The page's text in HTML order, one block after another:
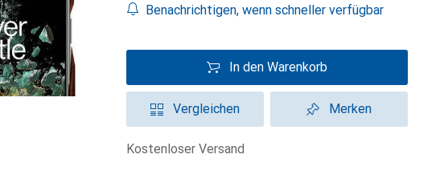
Benachrichtigen, wenn schneller verfügbar
In den Warenkorb
Vergleichen Merken
kostenloser Versand